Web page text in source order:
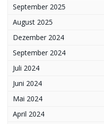
September 2025
August 2025
Dezember 2024
September 2024
Juli 2024
Juni 2024
Mai 2024
April 2024